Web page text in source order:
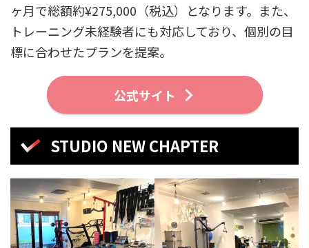
ヶ月で総額約¥275,000（税込）となります。また、
トレーニング未経験者にも対応しており、個別の目
標に合わせたプランを提案。
公式サイト
STUDIO NEW CHAPTER